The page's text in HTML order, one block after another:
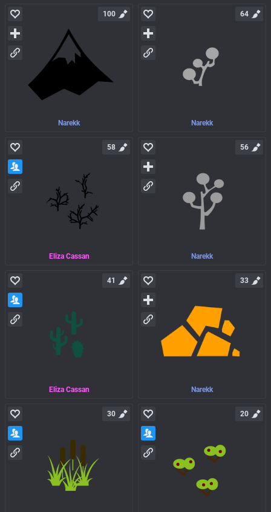
Narekk
100
Narekk
64
Eliza Cassan
58
Narekk
56
Eliza Cassan
41
Narekk
33
30 20